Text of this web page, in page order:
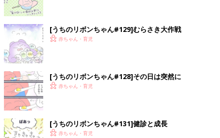
[うちのリボンちゃん#129]むらさき大作戦
赤ちゃん・育児
[うちのリボンちゃん#128]その日は突然に
赤ちゃん・育児
[うちのリボンちゃん#131]健診と成長
赤ちゃん・育児